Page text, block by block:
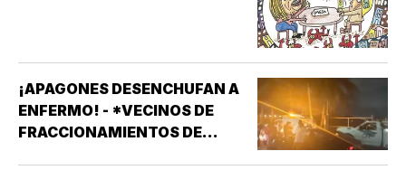
¡APAGONES DESENCHUFAN A
ENFERMO! - *VECINOS DE
FRACCIONAMIENTOS DE